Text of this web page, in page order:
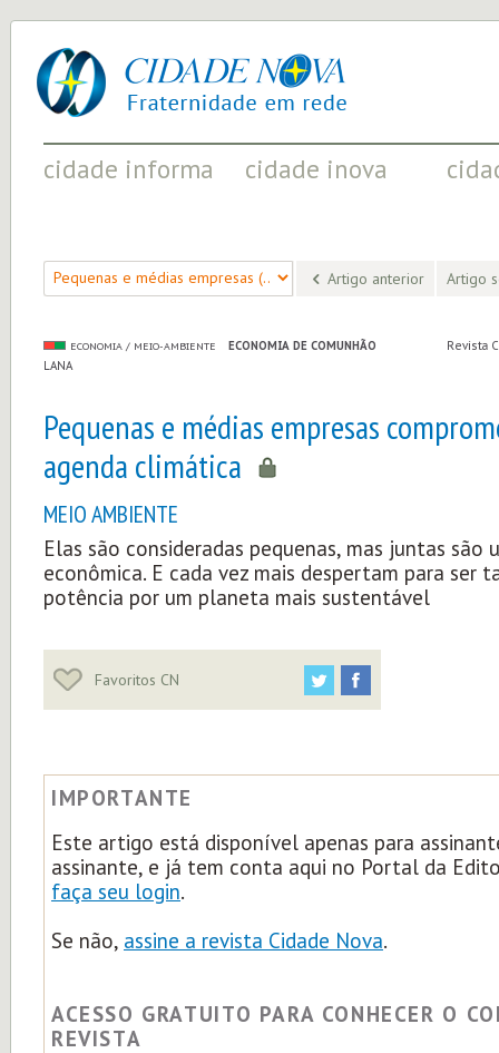
cidade
nova
UM
PROJETO
PELA
FRATERNIDADE
cidade informa cidade inova
Artigo anterior Artigo
ECONOMIA / MEIO-AMBIENTE ECONOMIA DE COMUNHÃO
Revista
LANA
Pequenas e médias empresas
agenda climática
MEIO AMBIENTE
Elas são consideradas pequenas, mas juntas são
econômica. E cada vez mais despertam para ser
potência por um planeta mais sustentável
Favoritos CN
IMPORTANTE
Este artigo está disponível apenas para
assinante, e já tem conta aqui no Portal da
faça seu login.
Se não, assine a revista Cidade Nova.
ACESSO GRATUITO PARA CONHECER O
REVISTA